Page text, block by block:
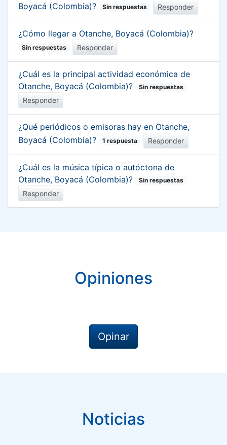
Boyacá (Colombia)?
Sin respuestas Responder
¿Cómo llegar a Otanche, Boyacá (Colombia)?
Sin respuestas Responder
¿Cuál es la principal actividad económica de
Otanche, Boyacá (Colombia)?
Sin respuestas
Responder
¿Qué periódicos o emisoras hay en Otanche,
Boyacá (Colombia)?
1 respuesta Responder
¿Cuál es la música típica o autóctona de
Otanche, Boyacá (Colombia)?
Sin respuestas
Responder
Opiniones
Opinar
Noticias